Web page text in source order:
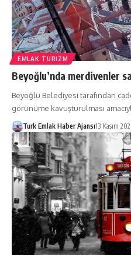
EMLAK TURIZM
Beyoğlu’nda merdivenler
Beyoğlu Belediyesi tarafından
görünüme kavuşturulması
Turk Emlak Haber Ajansı13 Kasım